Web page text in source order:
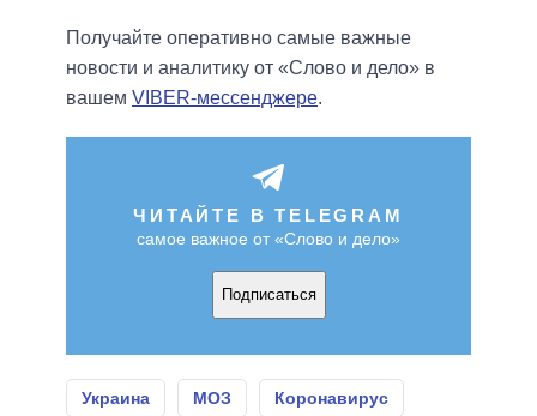
Получайте оперативно самые важные
новости и аналитику от «Слово и дело» в
вашем VIBER-мессенджере.
ЧИТАЙТЕ В TELEGRAM
самое важное от «Слово и дело»
Подписаться
Украина МОЗ Коронавирус